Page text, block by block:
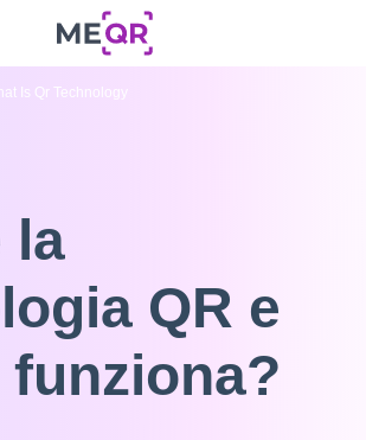
Is Qr Technology
la
QR e
funziona?